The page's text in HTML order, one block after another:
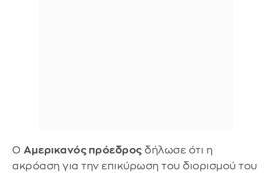
Ο Αμερικανός πρόεδρος δήλωσε ότι η
ακρόαση για την επικύρωση του διορισμού του